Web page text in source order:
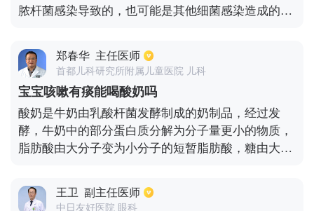
头孢曲松等抗生素，治疗效果良好。假如是白色稀
脓杆菌感染导致的，也可能是其他细菌感染造成的。
升高的状况，说明存在的细菌感染，此时最好是检查
一下细菌涂片或者是做一下细菌培养，确定属于哪种
细菌感染，积极选择恰当的药物进行治疗。如果痰液
呈现是黄绿色，往往表明是绿脓杆菌感染造成的，也
可能是金色葡萄球菌造成的，需要针对性的进行治
疗。
郑春华 主任医师
首都儿科研究所附属儿童医院 儿科
宝宝咳嗽有痰能喝酸奶吗
酸奶是牛奶由乳酸杆菌发酵制成的奶制品，经过发
酵，牛奶中的部分蛋白质分解为分子量更小的物质，
脂肪酸由大分子变为小分子的短暂脂肪酸，糖由大分
些经过发酵后的物质都更加利于人体的消化。另外，
酸奶当中的乳酸杆菌及其代谢产物还能起到抑制肠道
王卫 副主任医师
中日友好医院 眼科